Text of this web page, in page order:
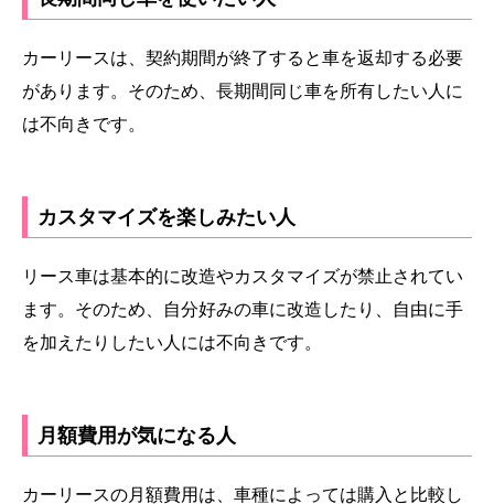
カーリースは、契約期間が終了すると車を返却する必要
があります。そのため、長期間同じ車を所有したい人に
は不向きです。
カスタマイズを楽しみたい人
リース車は基本的に改造やカスタマイズが禁止されてい
ます。そのため、自分好みの車に改造したり、自由に手
を加えたりしたい人には不向きです。
月額費用が気になる人
カーリースの月額費用は、車種によっては購入と比較し